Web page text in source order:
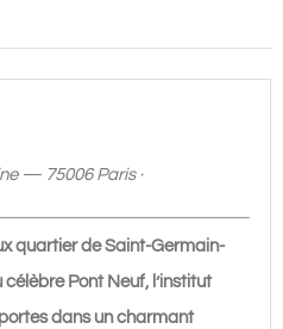
— 75006 Paris ·
quartier de Saint-Germain-
Pont Neuf, l’institut
dans un charmant